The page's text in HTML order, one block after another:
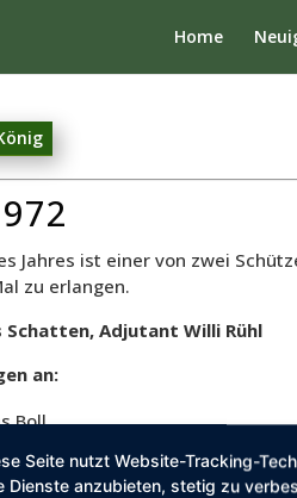
Home
Jahres ist einer von zwei
zu erlangen.
Schatten, Adjutant Willi Rühl
an:
Boll
Seite nutzt Website-Tracking-
Dienste anzubieten, stetig zu